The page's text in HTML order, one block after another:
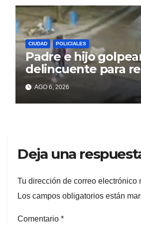
CIUDAD POLICIALES
Padre e hijo
delincuente para
un celular robado
AGO 6, 2026
Deja una
Tu dirección de correo electrónico
Los campos obligatorios están
Comentario *